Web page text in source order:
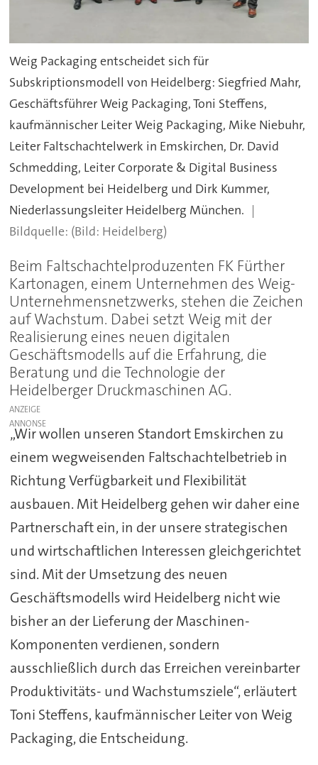
Weig Packaging entscheidet sich für
Subskriptionsmodell von Heidelberg: Siegfried Mahr,
Geschäftsführer Weig Packaging, Toni Steffens,
kaufmännischer Leiter Weig Packaging, Mike Niebuhr,
Leiter Faltschachtelwerk in Emskirchen, Dr. David
Schmedding, Leiter Corporate & Digital Business
Development bei Heidelberg und Dirk Kummer,
Niederlassungsleiter Heidelberg München.
(Bild: Heidelberg)
Beim Faltschachtelproduzenten FK Fürther
Kartonagen, einem Unternehmen des Weig-
Unternehmensnetzwerks, stehen die Zeichen
auf Wachstum. Dabei setzt Weig mit der
Realisierung eines neuen digitalen
Geschäftsmodells auf die Erfahrung, die
Beratung und die Technologie der
Heidelberger Druckmaschinen AG.
ANZEIGE
„Wir wollen unseren Standort Emskirchen zu
einem wegweisenden Faltschachtelbetrieb in
Richtung Verfügbarkeit und Flexibilität
ausbauen. Mit Heidelberg gehen wir daher eine
Partnerschaft ein, in der unsere strategischen
und wirtschaftlichen Interessen gleichgerichtet
sind. Mit der Umsetzung des neuen
Geschäftsmodells wird Heidelberg nicht wie
bisher an der Lieferung der Maschinen-
Komponenten verdienen, sondern
ausschließlich durch das Erreichen vereinbarter
Produktivitäts- und Wachstumsziele“, erläutert
Toni Steffens, kaufmännischer Leiter von Weig
Packaging, die Entscheidung.